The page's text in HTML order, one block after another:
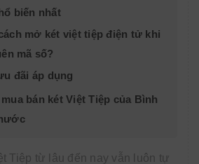
biến nhất
mở két việt tiệp điện tử khi
mã số?
đãi áp dụng
bán két Việt Tiệp của Bình
Tiệp từ lâu đến nay vẫn luôn tự